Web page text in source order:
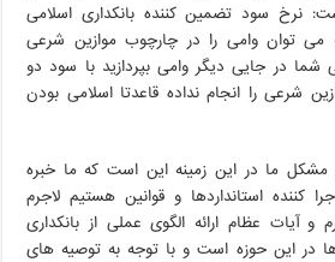
نرخ سود تضمین کننده بانکداری اسلامی
توان وامی را در چارچوب موازین شرعی
شما در جایی دیگر وامی بپردازید با سود دو
شرعی را انجام نداده قاعدتا اسلامی بودن
مشکل ما در این زمینه این است که ما خبره
کننده استانداردها و قوانین هستیم لاجرم
آیات عظام ارائه الگوی عملی از بانکداری
در این حوزه است و با توجه به توصیه های